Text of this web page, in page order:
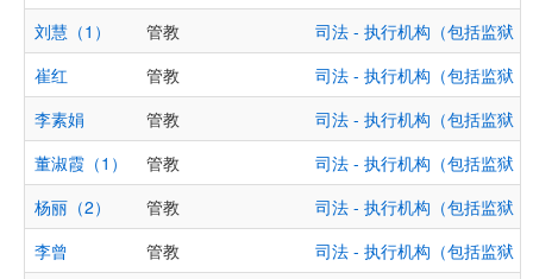
刘慧（1）
管教
司法 - 执行机构（包括监狱
崔红
管教
司法 - 执行机构（包括监狱
李素娟
管教
司法 - 执行机构（包括监狱
董淑霞（1）
管教
司法 - 执行机构（包括监狱
杨丽（2）
管教
司法 - 执行机构（包括监狱
李曾
管教
司法 - 执行机构（包括监狱